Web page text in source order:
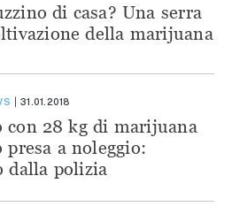
di casa? Una serra
della marijuana
31.01.2018
con 28 kg di marijuana
presa a noleggio:
dalla polizia